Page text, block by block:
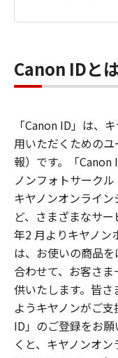
Canon IDと
「Canon ID」は、
用いただくための
報）です。「Canon
ノンフォトサークル
キヤノンオンライ
ど、さまざまなサ
年2 月よりキヤノン
は、お使いの商品
合わせて、お客さ
供いたします。皆
ようキヤノンがご
ID」のご登録をお
くと、キヤノンオ